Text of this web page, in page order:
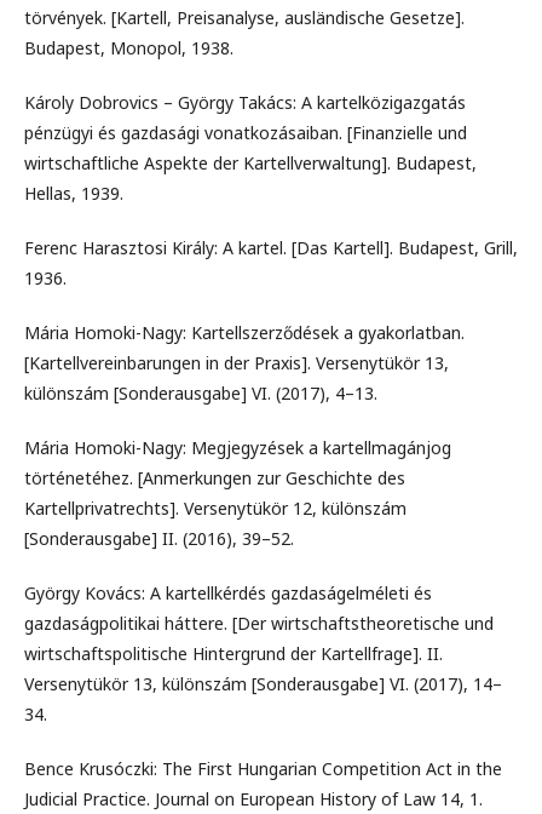
törvények. [Kartell, Preisanalyse, ausländische Gesetze].
Budapest, Monopol, 1938.
Károly Dobrovics – György Takács: A kartelközigazgatás
pénzügyi és gazdasági vonatkozásaiban. [Finanzielle und
wirtschaftliche Aspekte der Kartellverwaltung]. Budapest,
Hellas, 1939.
Ferenc Harasztosi Király: A kartel. [Das Kartell]. Budapest, Grill,
1936.
Mária Homoki-Nagy: Kartellszerződések a gyakorlatban.
[Kartellvereinbarungen in der Praxis]. Versenytükör 13,
különszám [Sonderausgabe] VI. (2017), 4–13.
Mária Homoki-Nagy: Megjegyzések a kartellmagánjog
történetéhez. [Anmerkungen zur Geschichte des
Kartellprivatrechts]. Versenytükör 12, különszám
[Sonderausgabe] II. (2016), 39–52.
György Kovács: A kartellkérdés gazdaságelméleti és
gazdaságpolitikai háttere. [Der wirtschaftstheoretische und
wirtschaftspolitische Hintergrund der Kartellfrage]. II.
Versenytükör 13, különszám [Sonderausgabe] VI. (2017), 14–
34.
Bence Krusóczki: The First Hungarian Competition Act in the
Judicial Practice. Journal on European History of Law 14, 1.